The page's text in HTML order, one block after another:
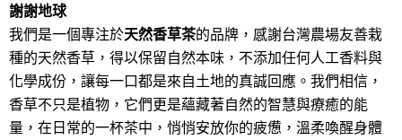
謝謝地球
我們是一個專注於天然香草茶的品牌，感謝台灣農場友善栽
種的天然香草，得以保留自然本味，不添加任何人工香料與
化學成份，讓每一口都是來自土地的真誠回應。我們相信，
香草不只是植物，它們更是蘊藏著自然的智慧與療癒的能
量，在日常的一杯茶中，悄悄安放你的疲憊，溫柔喚醒身體